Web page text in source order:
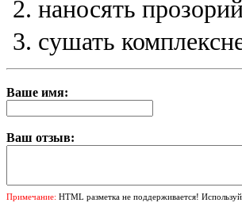
наносять
сушать
Ваше имя:
Ваш отзыв:
Примечание: HTML разметка не поддерживается!